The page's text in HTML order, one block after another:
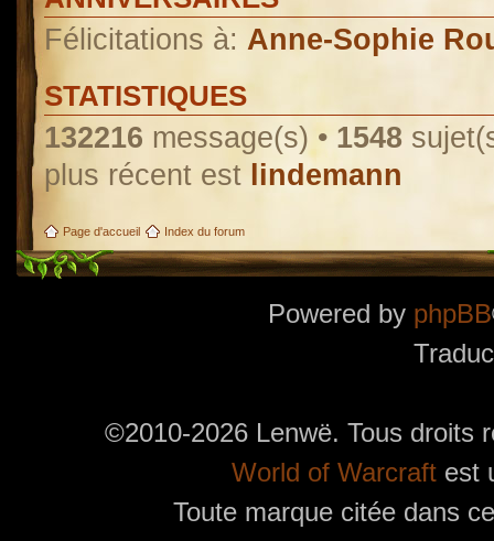
Félicitations à: Anne-Sophie
STATISTIQUES
132216 message(s) • 1548
plus récent est lindemann
Page d'accueil Index du forum
Powered by phpBB
©2010-2026 Lenwë. Tous droits
World of Warcraftest
Toute marque citée dans